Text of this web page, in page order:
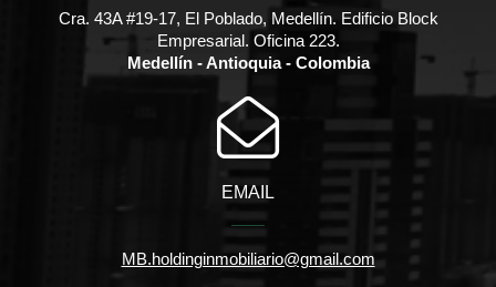
Cra. 43A #19-17, El Poblado, Medellín. Edificio Block
Empresarial. Oficina 223.
Medellín - Antioquia - Colombia
EMAIL
MB.holdinginmobiliario@gmail.com